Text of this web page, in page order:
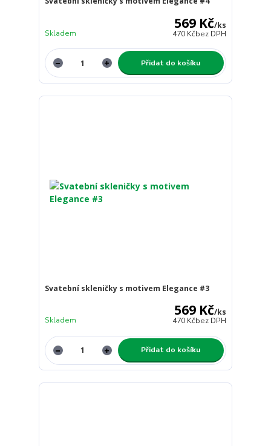
569 Kč/ks
470 Kčbez DPH
Skladem
Přidat do košíku
Svatební skleničky s motivem Elegance #3
569 Kč/ks
470 Kčbez DPH
Skladem
Přidat do košíku